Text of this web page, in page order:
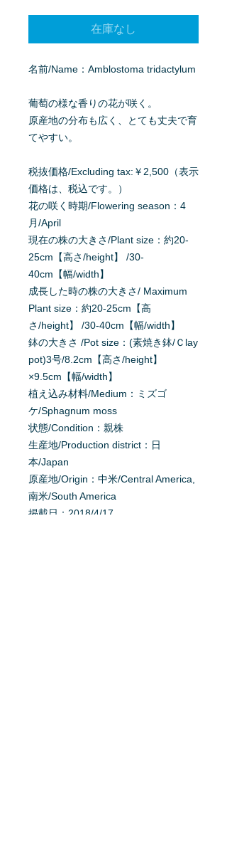
在庫なし
名前/Name：Amblostoma tridactylum
葡萄の様な香りの花が咲く。
原産地の分布も広く、とても丈夫で育
てやすい。
税抜価格/Excluding tax:￥2,500（表示
価格は、税込です。）
花の咲く時期/Flowering season：4
月/April
現在の株の大きさ/Plant size：約20-
25cm【高さ/height】 /30-
40cm【幅/width】
成長した時の株の大きさ/ Maximum
Plant size：約20-25cm【高
さ/height】 /30-40cm【幅/width】
鉢の大きさ /Pot size：(素焼き鉢/Ｃlay
pot)3号/8.2cm【高さ/height】
×9.5cm【幅/width】
植え込み材料/Medium：ミズゴ
ケ/Sphagnum moss
状態/Condition：親株
生産地/Production district：日
本/Japan
原産地/Origin：中米/Central America,
南米/South America
掲載日：2018/4/17